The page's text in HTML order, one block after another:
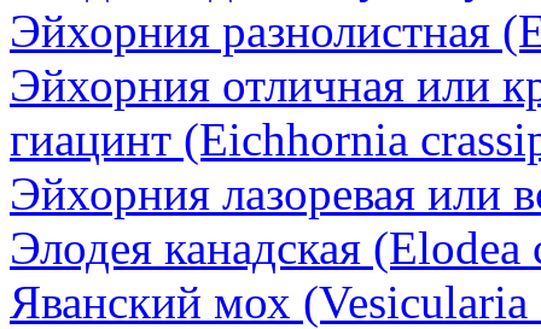
Эйхорния разнолистная
Эйхорния отличная или
гиацинт (Eichhornia
Эйхорния лазоревая или
Элодея канадская (Elodea
Яванский мох (Vesicularia